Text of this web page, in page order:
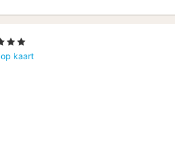
Sterren
kaart